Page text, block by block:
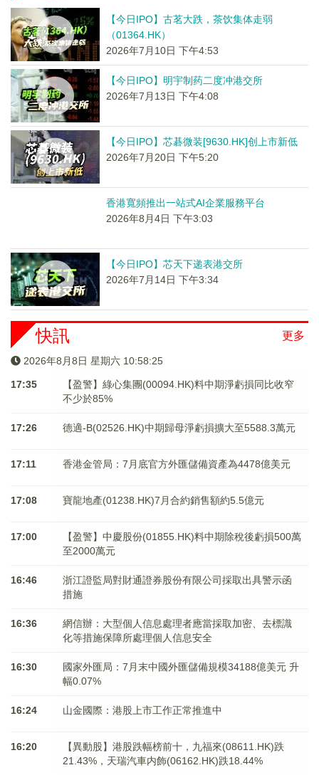
【今日IPO】古茗大跌，茶饮集体走弱
（01364.HK）
2026年7月10日 下午4:53
【今日IPO】明宇制药二度冲港交所
2026年7月13日 下午4:08
【今日IPO】芯碁微装[9630.HK]创上市新低
2026年7月20日 下午5:20
香港寬頻推出一站式AI企業服務平台
2026年8月4日 下午3:03
【今日IPO】芯天下递表港交所
2026年7月14日 下午3:34
更多
快訊
2026年8月8日 星期六 10:58:25
17:35
【盈警】綠心集團(00094.HK)料中期淨虧損同比收窄
不少於85%
17:26 德適-B(02526.HK)中期歸母淨虧損擴大至5588.3萬元
17:11 香港金管局：7月底官方外匯儲備資產為4478億美元
17:08 寶龍地產(01238.HK)7月合約銷售額約5.5億元
17:00
【盈警】中慶股份(01855.HK)料中期除稅後虧損500萬
至2000萬元
16:46
浙江證監局對財通證券股份有限公司採取出具警示函
措施
16:36
網信辦：大型個人信息處理者應當採取加密、去標識
化等措施保障所處理個人信息安全
16:30
國家外匯局：7月末中國外匯儲備規模34188億美元 升
幅0.07%
16:24 山金國際：港股上市工作正常推進中
16:20
【異動股】港股跌幅榜前十，九福來(08611.HK)跌
21.43%，天瑞汽車内飾(06162.HK)跌18.44%